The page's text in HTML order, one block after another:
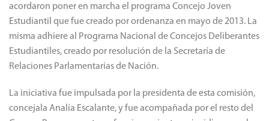
acordaron poner en marcha el programa Concejo Joven
Estudiantil que fue creado por ordenanza en mayo de 2013. La
misma adhiere al Programa Nacional de Concejos Deliberantes
Estudiantiles, creado por resolución de la Secretaría de
Relaciones Parlamentarias de Nación.
La iniciativa fue impulsada por la presidenta de esta comisión,
concejala Analía Escalante, y fue acompañada por el resto del